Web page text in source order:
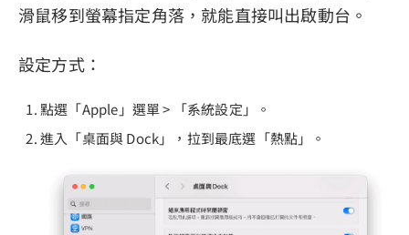
滑鼠移到螢幕指定角落，就能直接叫出啟動台。
設定方式：
點選「Apple」選單 > 「系統設定」。
進入「桌面與 Dock」，拉到最底選「熱點」。